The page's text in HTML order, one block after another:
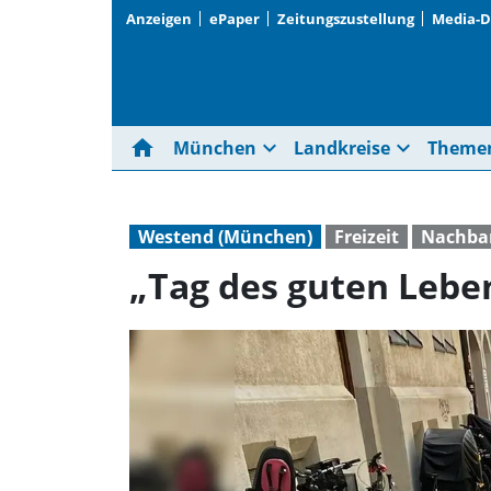
Anzeigen ePaper Zeitungszustellung Media-
home München expand_more Landkreise expand_more
Westend (München) Freizeit
„Tag des guten